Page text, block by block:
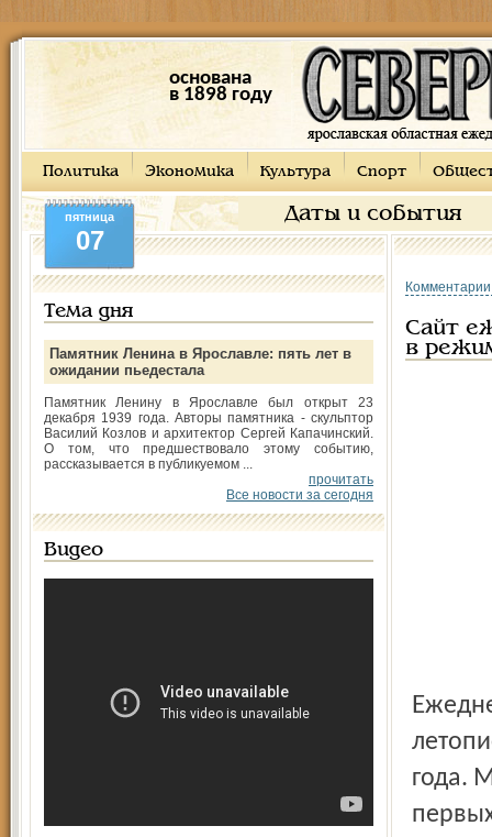
основана
в 1898 году
Политика Экономика Культура Спорт
Даты и события
пятница
07
Тема дня
Памятник Ленина в Ярославле: пять лет в
ожидании пьедестала
Памятник Ленину в Ярославле был открыт 23
декабря 1939 года. Авторы памятника - скульптор
Василий Козлов и архитектор Сергей Капачинский.
О том, что предшествовало этому событию,
рассказывается в публикуемом ...
прочитать
Все новости за сегодня
Видео
Сайт
в
Ежедневная газета "Северный край" стала настоящей
года.